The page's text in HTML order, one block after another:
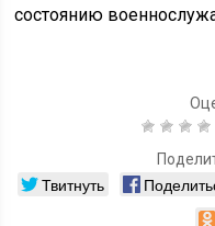
состоянию
Твитнуть